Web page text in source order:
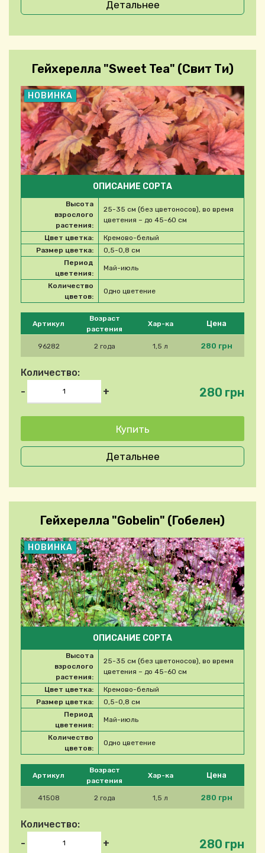
Детальнее
Гейхерелла "Sweet Tea" (Свит Ти)
НОВИНКА
Please select product
Артикул
Возраст
растения
Хар-ка Цена
96282 2 года 1,5 л 280 грн
Количество:
-
+ 280 грн
ОПИСАНИЕ СОРТА
Высота
взрослого
растения:
25-35 см (без цветоносов), во время
цветения – до 45-60 см
Цвет цветка:
Кремово-белый
Размер цветка:
0,5-0,8 см
Период
цветения:
Май-июль
Количество
цветов:
Одно цветение
Детальнее
Гейхерелла "Gobelin" (Гобелен)
НОВИНКА
Please select product
Артикул
Возраст
растения
Хар-ка Цена
41508 2 года 1,5 л 280 грн
Количество:
-
+ 280 грн
ОПИСАНИЕ СОРТА
Высота
взрослого
растения:
25-35 см (без цветоносов), во время
цветения – до 45-60 см
Цвет цветка:
Кремово-белый
Размер цветка:
0,5-0,8 см
Период
цветения:
Май-июль
Количество
цветов:
Одно цветение